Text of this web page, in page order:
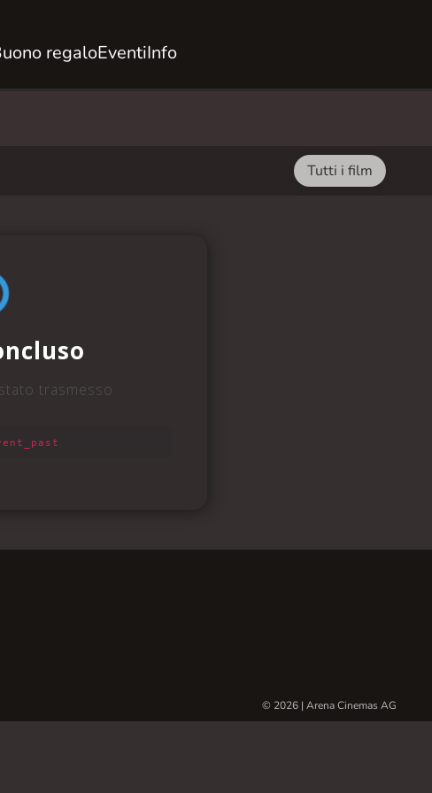
regaloEventiInfo
Tutti i film
© 2026 | Arena Cinemas AG